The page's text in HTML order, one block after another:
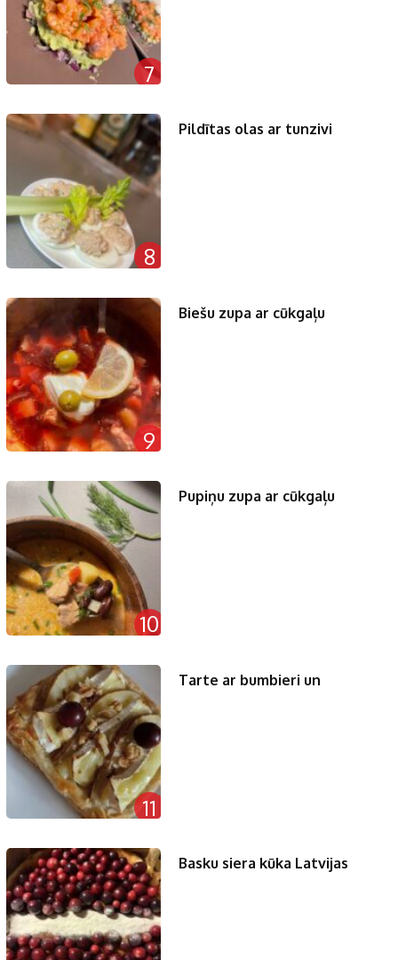
7
8
Pildītas olas ar tunzivi
9
Biešu zupa ar cūkgaļu
10
Pupiņu zupa ar cūkgaļu
11
Tarte ar bumbieri un
Basku siera kūka Latvijas